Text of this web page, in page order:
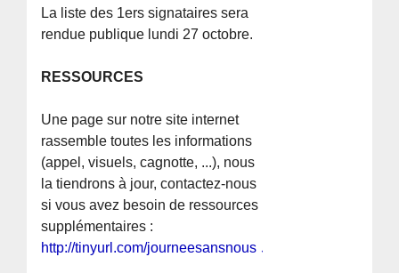
La liste des 1ers signataires sera
rendue publique lundi 27 octobre.
RESSOURCES
Une page sur notre site internet
rassemble toutes les informations
(appel, visuels, cagnotte, ...), nous
la tiendrons à jour, contactez-nous
si vous avez besoin de ressources
supplémentaires :
http://tinyurl.com/journeesansnous